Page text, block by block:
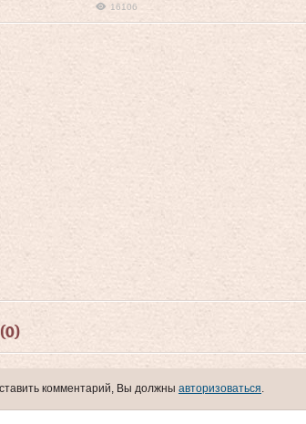
16106
(0)
комментарий, Вы должны авторизоваться.